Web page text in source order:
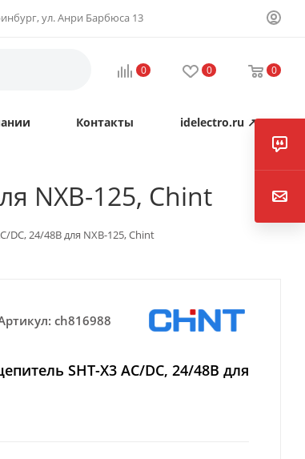
ул. Анри Барбюса 13
0 0 0
Контакты idelectro.ru ↗
NXB-125, Chint
DC, 24/48В для NXB-125, Chint
ch816988
SHT-X3 AC/DC, 24/48В для